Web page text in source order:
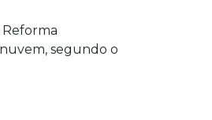
Reforma
segundo o